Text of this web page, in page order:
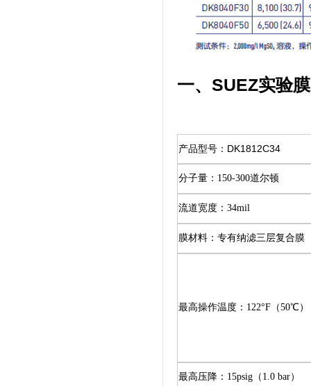
一、 SUEZ实验
产品型号： DK1812C34
分子量： 150-300道尔顿
流道宽度：34mil
膜材料：专有纳滤三层复合膜
最高操作温度： 122°F（50℃）
最高压降： 15psig（1.0 bar）